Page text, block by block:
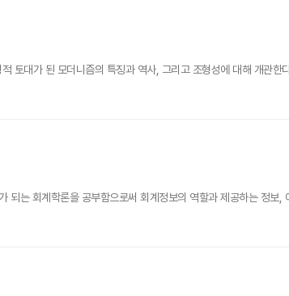
토대가 된 모더니즘의 특징과 역사, 그리고 조형성에 대해 개관한
되는 회계학론을 공부함으로써 회계정보의 역할과 제공하는 정보